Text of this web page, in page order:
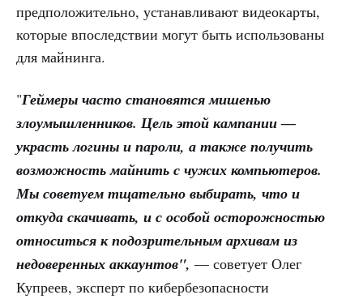
предположительно, устанавливают видеокарты,
которые впоследствии могут быть использованы
для майнинга.
"Геймеры часто становятся мишенью
злоумышленников. Цель этой кампании ―
украсть логины и пароли, а также получить
возможность майнить с чужих компьютеров.
Мы советуем тщательно выбирать, что и
откуда скачивать, и с особой осторожностью
относиться к подозрительным архивам из
недоверенных аккаунтов", ― советует Олег
Купреев, эксперт по кибербезопасности